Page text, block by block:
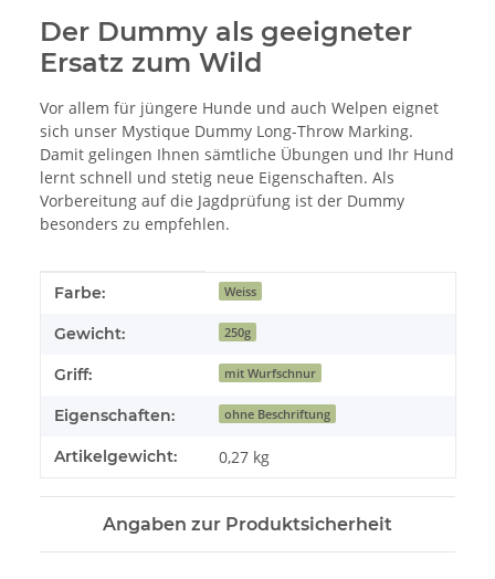
Der Dummy als geeigneter
Ersatz zum Wild
Vor allem für jüngere Hunde und auch Welpen eignet
sich unser Mystique Dummy Long-Throw Marking.
Damit gelingen Ihnen sämtliche Übungen und Ihr Hund
lernt schnell und stetig neue Eigenschaften. Als
Vorbereitung auf die Jagdprüfung ist der Dummy
besonders zu empfehlen.
Produkteigenschaft
Wert
Farbe: Weiss
Gewicht: 250g
Griff: mit Wurfschnur
Eigenschaften: ohne Beschriftung
Artikelgewicht: 0,27 kg
Angaben zur Produktsicherheit